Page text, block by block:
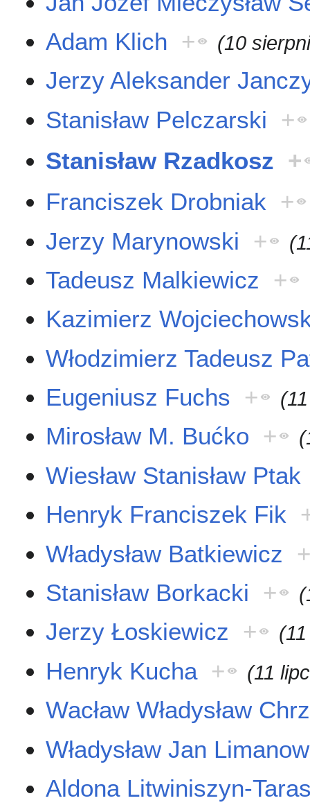
Adam Klich + (10
Jerzy Aleksander
Stanisław Pelczarski
+
Stanisław Rzadkosz +
Franciszek Drobniak +
Jerzy Marynowski
+
Tadeusz Malkiewicz +
Kazimierz
Włodzimierz Tadeusz
Eugeniusz Fuchs +
Mirosław M. Bućko +
Wiesław Stanisław Ptak
Henryk Franciszek Fik
Władysław Batkiewicz
Stanisław Borkacki
+
Jerzy Łoskiewicz +
Henryk Kucha + (11
Wacław Władysław
Władysław Jan
Aldona Litwiniszyn-